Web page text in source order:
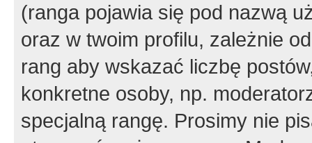
(ranga pojawia się pod nazwą
oraz w twoim profilu, zależnie
rang aby wskazać liczbę
konkretne osoby, np.
specjalną rangę. Prosimy nie